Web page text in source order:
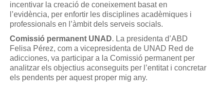
incentivar la creació de coneixement basat en
l’evidència, per enfortir les disciplines acadèmiques i
professionals en l’àmbit dels serveis socials.
Comissió permanent UNAD. La presidenta d’ABD
Felisa Pérez, com a vicepresidenta de UNAD Red de
adicciones, va participar a la Comissió permanent per
analitzar els objectius aconseguits per l’entitat i concretar
els pendents per aquest proper mig any.